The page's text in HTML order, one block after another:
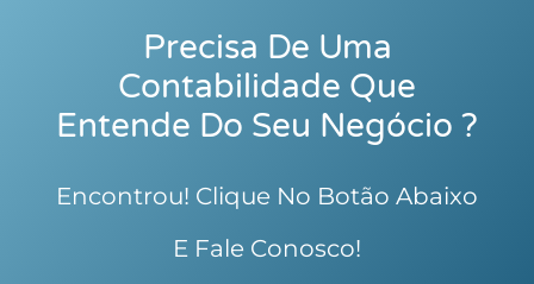
Precisa De Uma
Contabilidade Que
Entende Do Seu Negócio ?
Encontrou! Clique No Botão Abaixo
E Fale Conosco!